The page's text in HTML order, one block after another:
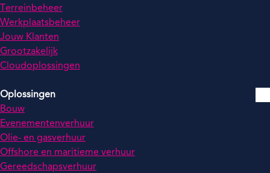
Terreinbeheer
Werkplaatsbeheer
Jouw Klanten
Grootzakelijk
Cloudoplossingen
Oplossingen
Bouw
Evenementenverhuur
Olie- en gasverhuur
Offshore en maritieme verhuur
Gereedschapsverhuur